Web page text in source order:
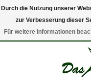
0
Durch die Nutzung unserer
zur Verbesserung dieser
Für weitere Informationen